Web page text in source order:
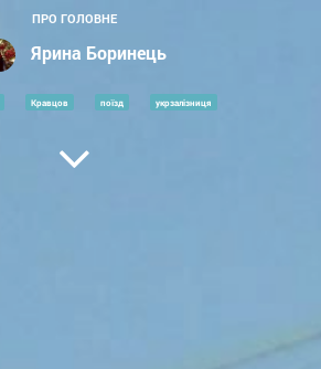
ПРО ГОЛОВНЕ
Ярина Боринець
Кравцов поїзд укрзалізниця